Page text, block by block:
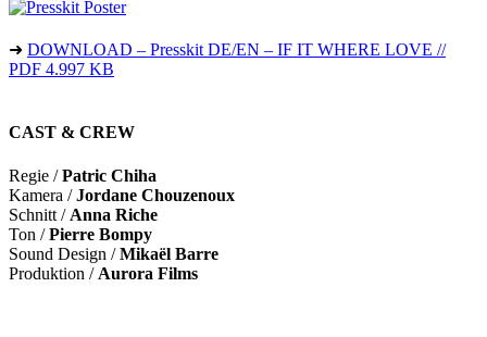
➜ DOWNLOAD – Presskit DE/EN – IF IT WHERE LOVE //
PDF 4.997 KB
CAST & CREW
Regie /Patric Chiha
Kamera /Jordane Chouzenoux
Schnitt / Anna Riche
Ton /Pierre Bompy
Sound Design /Mikaël Barre
Produktion / Aurora Films